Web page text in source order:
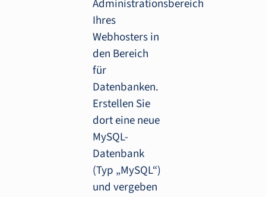
Administrationsbereich
Ihres
Webhosters in
den Bereich
für
Datenbanken.
Erstellen Sie
dort eine neue
MySQL-
Datenbank
(Typ „MySQL“)
und vergeben